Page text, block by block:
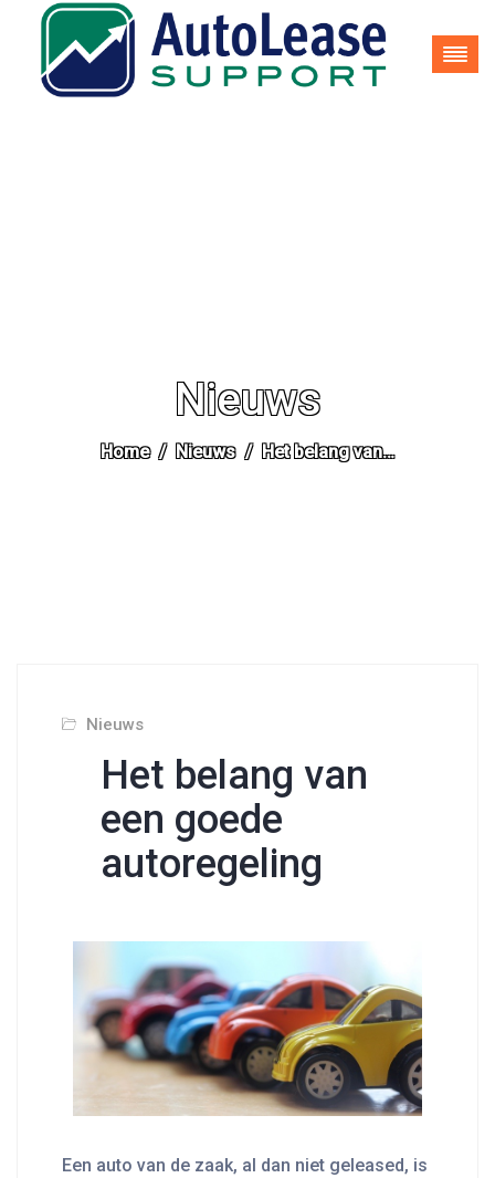
035-62 25 937 info@autoleasesupport.nl
Nieuws
Home Nieuws Het belang van…
Nieuws
Het belang van
een goede
autoregeling
Een auto van de zaak, al dan niet geleased, is